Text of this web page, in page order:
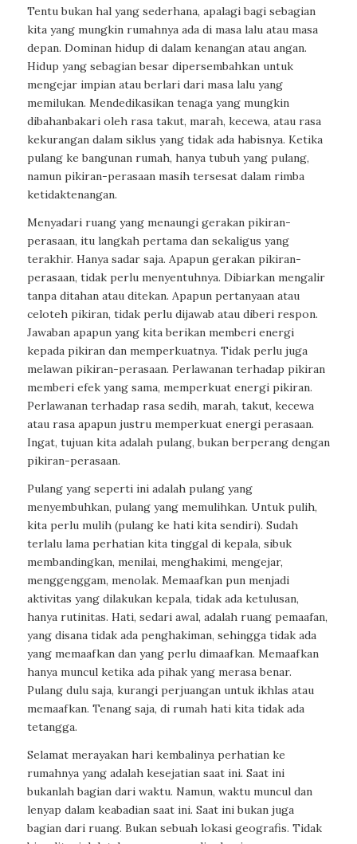
Tentu bukan hal yang sederhana, apalagi bagi sebagian
kita yang mungkin rumahnya ada di masa lalu atau masa
depan. Dominan hidup di dalam kenangan atau angan.
Hidup yang sebagian besar dipersembahkan untuk
mengejar impian atau berlari dari masa lalu yang
memilukan. Mendedikasikan tenaga yang mungkin
dibahanbakari oleh rasa takut, marah, kecewa, atau rasa
kekurangan dalam siklus yang tidak ada habisnya. Ketika
pulang ke bangunan rumah, hanya tubuh yang pulang,
namun pikiran-perasaan masih tersesat dalam rimba
ketidaktenangan.
Menyadari ruang yang menaungi gerakan pikiran-
perasaan, itu langkah pertama dan sekaligus yang
terakhir. Hanya sadar saja. Apapun gerakan pikiran-
perasaan, tidak perlu menyentuhnya. Dibiarkan mengalir
tanpa ditahan atau ditekan. Apapun pertanyaan atau
celoteh pikiran, tidak perlu dijawab atau diberi respon.
Jawaban apapun yang kita berikan memberi energi
kepada pikiran dan memperkuatnya. Tidak perlu juga
melawan pikiran-perasaan. Perlawanan terhadap pikiran
memberi efek yang sama, memperkuat energi pikiran.
Perlawanan terhadap rasa sedih, marah, takut, kecewa
atau rasa apapun justru memperkuat energi perasaan.
Ingat, tujuan kita adalah pulang, bukan berperang dengan
pikiran-perasaan.
Pulang yang seperti ini adalah pulang yang
menyembuhkan, pulang yang memulihkan. Untuk pulih,
kita perlu mulih (pulang ke hati kita sendiri). Sudah
terlalu lama perhatian kita tinggal di kepala, sibuk
membandingkan, menilai, menghakimi, mengejar,
menggenggam, menolak. Memaafkan pun menjadi
aktivitas yang dilakukan kepala, tidak ada ketulusan,
hanya rutinitas. Hati, sedari awal, adalah ruang pemaafan,
yang disana tidak ada penghakiman, sehingga tidak ada
yang memaafkan dan yang perlu dimaafkan. Memaafkan
hanya muncul ketika ada pihak yang merasa benar.
Pulang dulu saja, kurangi perjuangan untuk ikhlas atau
memaafkan. Tenang saja, di rumah hati kita tidak ada
tetangga.
Selamat merayakan hari kembalinya perhatian ke
rumahnya yang adalah kesejatian saat ini. Saat ini
bukanlah bagian dari waktu. Namun, waktu muncul dan
lenyap dalam keabadian saat ini. Saat ini bukan juga
bagian dari ruang. Bukan sebuah lokasi geografis. Tidak